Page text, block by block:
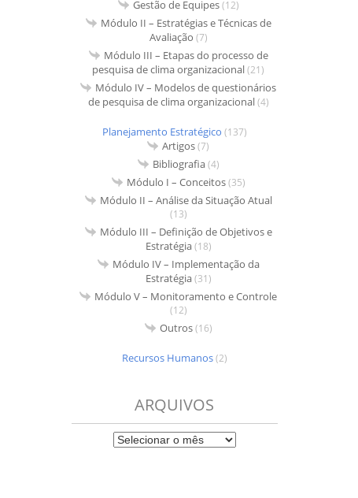
Gestão de Equipes(12)
Módulo II – Estratégias e Técnicas de
Avaliação (7)
Módulo III – Etapas do processo de
pesquisa de clima organizacional(21)
Módulo IV – Modelos de questionários
de pesquisa de clima organizacional(4)
Planejamento Estratégico (137)
Artigos(7)
Bibliografia(4)
Módulo I – Conceitos(35)
Módulo II – Análise da Situação Atual
(13)
Módulo III – Definição de Objetivos e
Estratégia(18)
Módulo IV – Implementação da
Estratégia(31)
Módulo V – Monitoramento e Controle
(12)
Outros(16)
Recursos Humanos(2)
ARQUIVOS